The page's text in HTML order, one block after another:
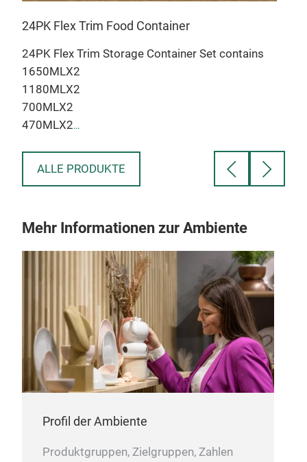
24PK Flex Trim Food Container
24PK Flex Trim Storage Container Set contains
1650MLX2
1180MLX2
700MLX2
470MLX2
ALLE PRODUKTE
Mehr Informationen zur Ambiente
Profil der Ambiente
Produktgruppen, Zielgruppen, Zahlen